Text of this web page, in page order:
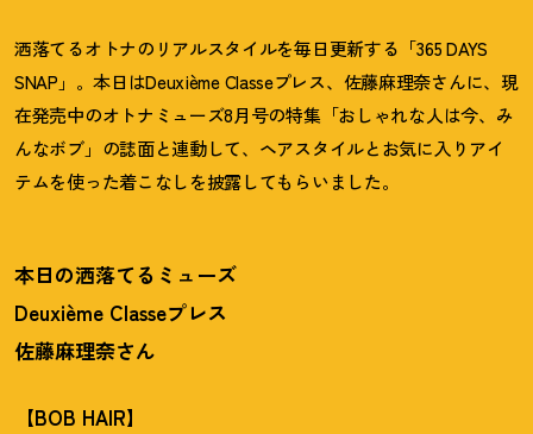
洒落てるオトナのリアルスタイルを毎日更新する「365 DAYS
SNAP」。本日はDeuxième Classeプレス、佐藤麻理奈さんに、現
在発売中のオトナミューズ8月号の特集「おしゃれな人は今、み
んなボブ」の誌面と連動して、ヘアスタイルとお気に入りアイ
テムを使った着こなしを披露してもらいました。
本日の洒落てるミューズ
Deuxième Classeプレス
佐藤麻理奈さん
【BOB HAIR】